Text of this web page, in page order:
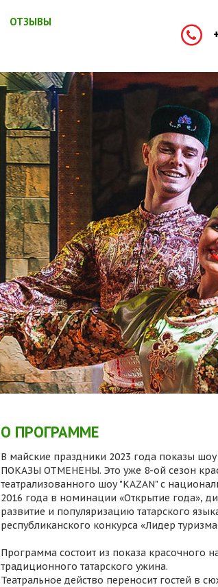
ОТЗЫВЫ
О ПРОГРАММЕ
В майские праздники 2023 года показы
ПОКАЗЫ ОТМЕНЕНЫ. Это уже 8-ой сезон
театрализованного шоу "KAZAN" с
2016 года в номинации «Открытие года»,
развитие и популяризацию татарского
республиканского конкурса «Лидер
Программа состоит из показа красочного
традиционного татарского ужина.
Театральное действо переносит гостей в